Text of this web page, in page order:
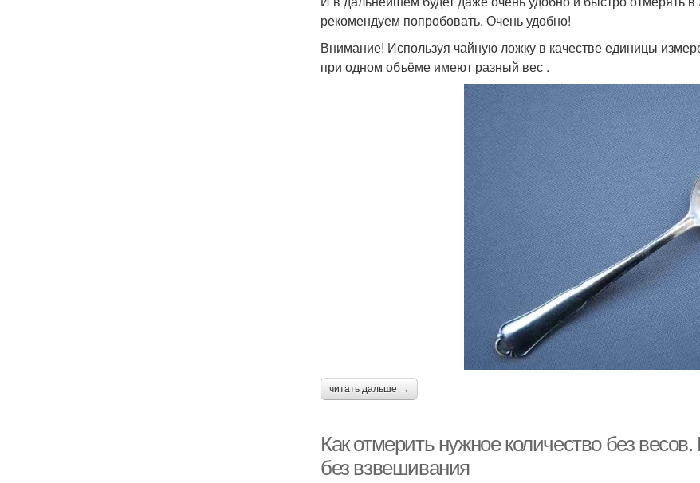
рекомендуем попробовать. Очень удобно!
Внимание! Используя чайную ложку в качестве единицы
при одном объёме имеют разный вес .
читать дальше →
Как отмерить нужное количество без
без взвешивания